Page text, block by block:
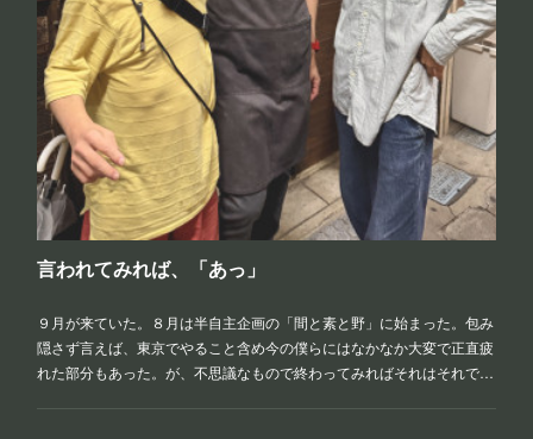
言われてみれば、「あっ」
９月が来ていた。８月は半自主企画の「間と素と野」に始まった。包み
隠さず言えば、東京でやること含め今の僕らにはなかなか大変で正直疲
れた部分もあった。が、不思議なもので終わってみればそれはそれで…